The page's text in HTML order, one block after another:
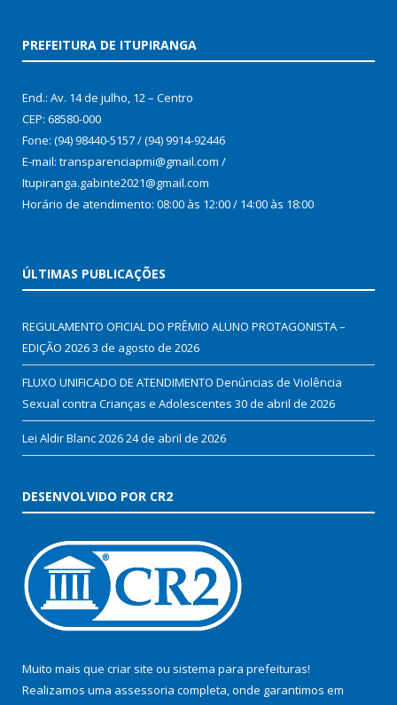
PREFEITURA DE ITUPIRANGA
End.: Av. 14 de julho, 12 – Centro
CEP: 68580-000
Fone: (94) 98440-5157 / (94) 9914-92446
E-mail: transparenciapmi@gmail.com /
Itupiranga.gabinte2021@gmail.com
Horário de atendimento: 08:00 às 12:00 / 14:00 às 18:00
ÚLTIMAS PUBLICAÇÕES
REGULAMENTO OFICIAL DO PRÊMIO ALUNO PROTAGONISTA –
EDIÇÃO 20263 de agosto de 2026
FLUXO UNIFICADO DE ATENDIMENTO Denúncias de Violência
Sexual contra Crianças e Adolescentes 30 de abril de 2026
Lei Aldir Blanc 202624 de abril de 2026
DESENVOLVIDO POR CR2
Muito mais que criar site ou sistema para prefeituras!
Realizamos uma assessoria completa, onde garantimos em